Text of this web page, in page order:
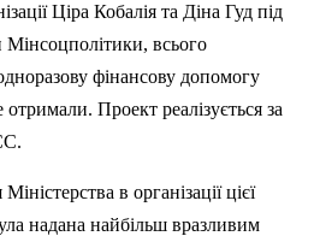
Ціра Кобалія та Діна Гуд під
Мінсоцполітики, всього
фінансову допомогу
отримали. Проект реалізується за
в організації цієї
надана найбільш вразливим